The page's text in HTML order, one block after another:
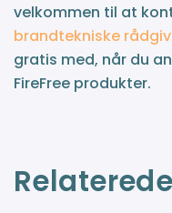
velkommen til at
brandtekniske
gratis med, når du
FireFree produkter.